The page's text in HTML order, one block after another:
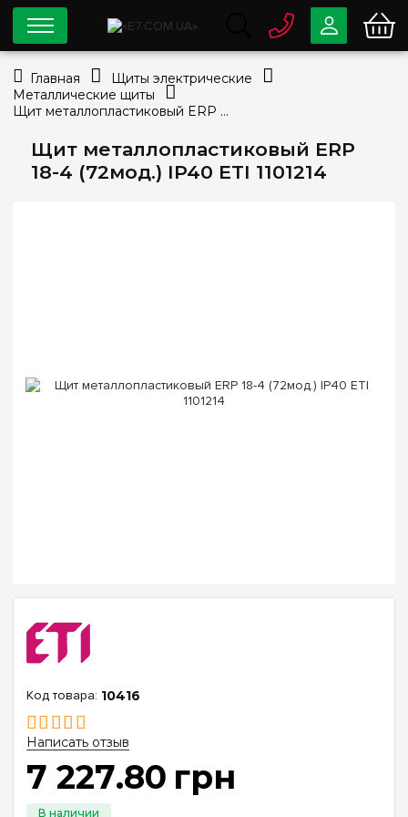
Щит металлопластиковый ERP
18-4 (72мод.) IP40 ETI 1101214
10416
Написать отзыв
7 227.80 грн
0 800 33-63-07
info@e7.com.ua
Viber Telegram
Главная
Щиты электрические
Металлические щиты
Щит металлопластиковый ERP 18-4 (72мод.) IP40 ETI 1101214